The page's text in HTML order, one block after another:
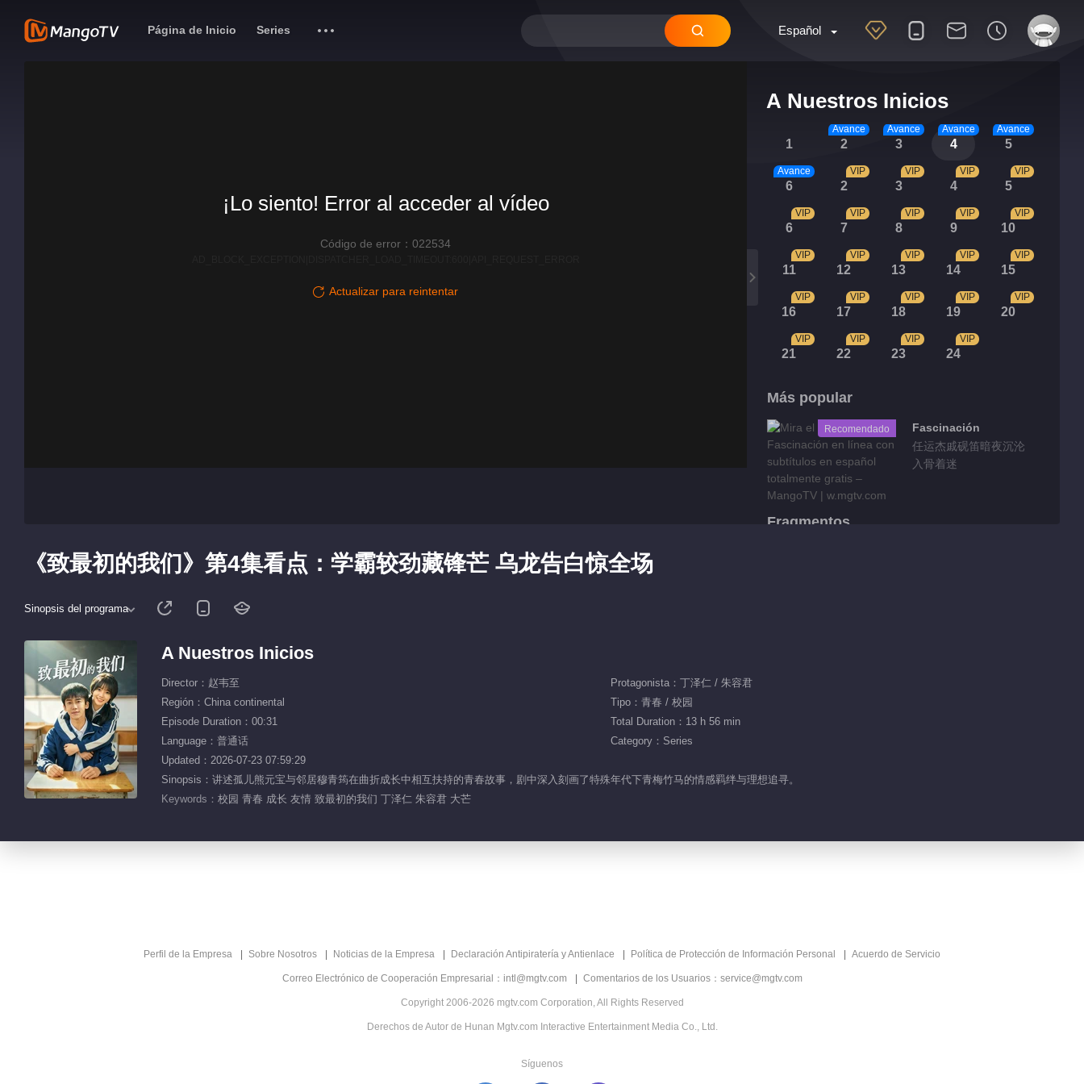
Español
Página de Inicio Series
A Nuestros Inicios
1 2
Avance
3
Avance
4
Avance
5
Avance
6
Avance
2
VIP
3
VIP
4
VIP
5
VIP
6
VIP
7
VIP
8
VIP
9
VIP
10
VIP
11
VIP
12
VIP
13
VIP
14
VIP
15
VIP
16
VIP
17
VIP
18
VIP
19
VIP
20
VIP
21
VIP
22
VIP
23
VIP
24
VIP
Más popular
Recomendado
Fascinación
任运杰戚砚笛暗夜沉沦
入骨着迷
Fragmentos
¡Lo siento! Error al acceder al vídeo
Código de error：022534
Actualizar para reintentar
《致最初的我们》第4集看点：学霸较劲藏锋芒 乌龙告白惊全场
Sinopsis del programa
A Nuestros Inicios
Director：赵韦至
Protagonista：丁泽仁 / 朱容君
Región：China continental
Tipo：青春 / 校园
Episode Duration：00:31
Total Duration：13 h 56 min
Language：普通话
Category：Series
Updated：2026-07-23 07:59:29
Sinopsis：讲述孤儿熊元宝与邻居穆青筠在曲折成长中相互扶持的青春故事，剧中深入刻画了特殊年代下青梅竹马的情感羁绊与理想追寻。
Keywords： 校园 青春 成长 友情 致最初的我们 丁泽仁 朱容君 大芒
Perfil de la Empresa Sobre Nosotros Noticias de la Empresa Declaración Antipiratería y Antienlace Política de Protección de Información Personal Acuerdo de Servicio
Correo Electrónico de Cooperación Empresarial：intl@mgtv.com Comentarios de los Usuarios：service@mgtv.com
Copyright 2006-2026 mgtv.com Corporation, All Rights Reserved
Derechos de Autor de Hunan Mgtv.com Interactive Entertainment Media Co., Ltd.
Síguenos